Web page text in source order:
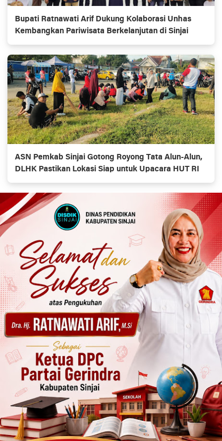
Bupati Ratnawati Arif Dukung Kolaborasi Unhas
Kembangkan Pariwisata Berkelanjutan di Sinjai
ASN Pemkab Sinjai Gotong Royong Tata Alun-Alun,
DLHK Pastikan Lokasi Siap untuk Upacara HUT RI